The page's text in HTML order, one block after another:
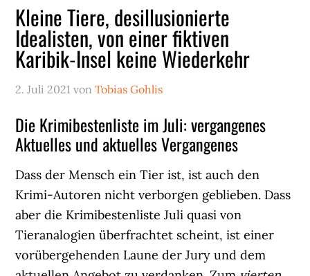
Kleine Tiere, desillusionierte
Idealisten, von einer fiktiven
Karibik-Insel keine Wiederkehr
2. Juli 2021 vonTobias Gohlis
Die Krimibestenliste im Juli: vergangenes
Aktuelles und aktuelles Vergangenes
Dass der Mensch ein Tier ist, ist auch den
Krimi-Autoren nicht verborgen geblieben. Dass
aber die Krimibestenliste Juli quasi von
Tieranalogien überfrachtet scheint, ist einer
vorübergehenden Laune der Jury und dem